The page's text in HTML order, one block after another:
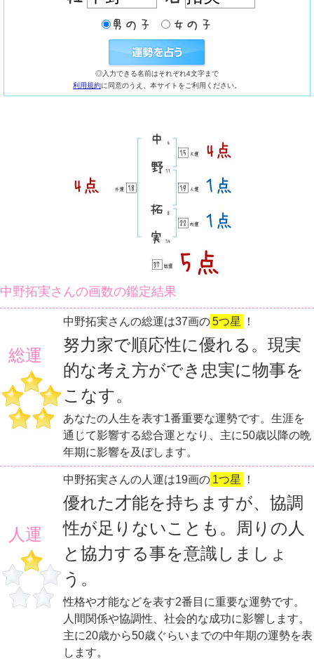
◎入力できる名前はそれぞれ4文字まで
利用規約に同意のうえ、本サイトをご利用ください。
中野拓実さんの画数の鑑定結果
総運
中野拓実さんの総運は37画の5つ星 ！
努力家で順応性に優れる。現実
的な考え方ができ忠実に物事を
こなす。
あなたの人生を表す1番重要な運勢です。生涯を
通じて影響する総合運となり、主に50歳以降の晩
年期に影響を及ぼします。
人運
中野拓実さんの人運は19画の 1つ星 ！
優れた才能を持ちますが、協調
性が足りないことも。周りの人
と協力する事を意識しましょ
う。
性格や才能などを表す2番目に重要な運勢です。
人間関係や協調性、社会的な成功に影響します。
主に20歳から50歳ぐらいまでの中年期の運勢を表
します。